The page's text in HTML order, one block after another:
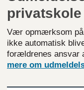
privatskole
Vær opmærksom
ikke automatisk
forældrenes ansvar
mere om